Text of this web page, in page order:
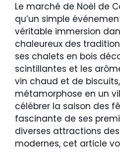
Le marché de Noël de
qu’un simple
véritable immersion
chaleureux des
ses chalets en bois
scintillantes et les
vin chaud et de
métamorphose en un
célébrer la saison des
fascinante de ses
diverses attractions
modernes, cet article